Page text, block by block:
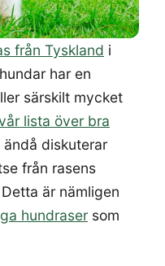
från Tyskland i
har en
särskilt mycket
lista över bra
ändå diskuterar
från rasens
är nämligen
hundraser som